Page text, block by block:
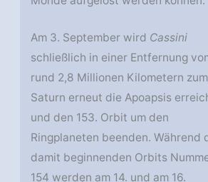
Am 3. September wird Cassini
schließlich in einer Entfernung
rund 2,8 Millionen Kilometern zum
Saturn erneut die Apoapsis
und den 153. Orbit um den
Ringplaneten beenden. Während
damit beginnenden Orbits
154 werden am 14. und am 16.